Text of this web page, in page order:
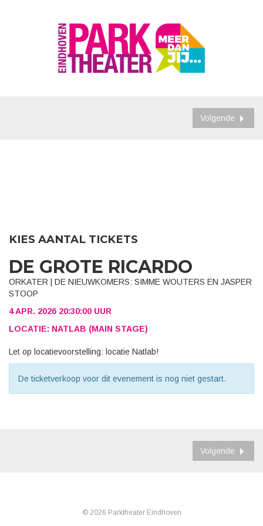
Volgende
KIES AANTAL TICKETS
DE GROTE RICARDO
ORKATER | DE NIEUWKOMERS: SIMME WOUTERS EN JASPER
STOOP
4 APR. 2026 20:30:00 UUR
LOCATIE: NATLAB (MAIN STAGE)
Let op locatievoorstelling: locatie Natlab!
De ticketverkoop voor dit evenement is nog niet gestart.
Volgende
© 2026 Parktheater Eindhoven